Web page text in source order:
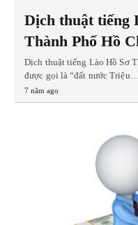
Dịch thuật tiếng
Thành Phố Hồ
Dịch thuật tiếng Lào Hồ Sơ
được gọi là “đất nước Triệu…
7 năm ago